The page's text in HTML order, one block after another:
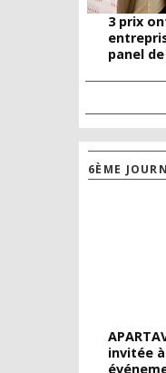
3 prix
panel
6ÈME
invitée